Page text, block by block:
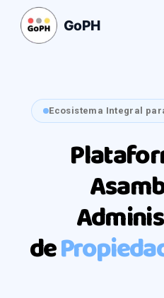
GoPH
Ecosistema Integral
de